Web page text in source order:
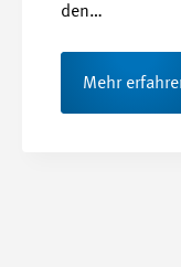
den…
Mehr